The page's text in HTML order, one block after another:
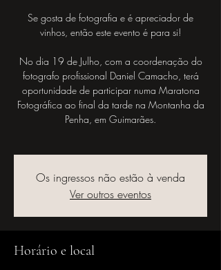
Se gosta de fotografia e é apreciador de
vinhos, então este evento é para si!
No dia 19 de Julho, com a coordenação do
fotografo profissional Daniel Camacho, terá
oportunidade de participar numa Maratona
Fotográfica ao final da tarde na Montanha da
Penha, em Guimarães.
Os ingressos não estão à venda
Ver outros eventos
Horário e local